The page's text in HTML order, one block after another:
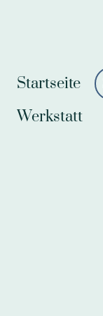
Startseite
Werkstatt